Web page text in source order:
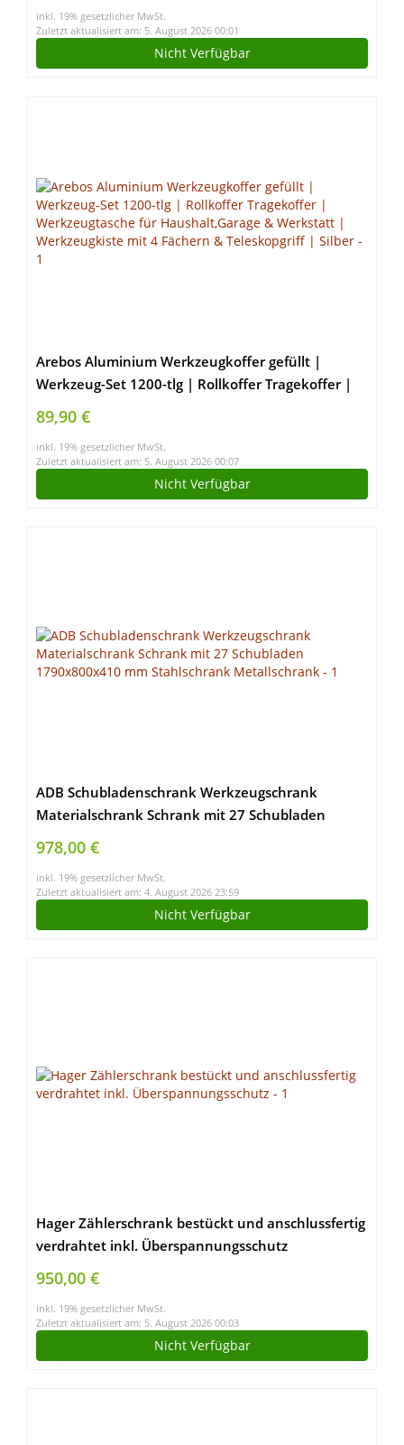
inkl. 19% gesetzlicher MwSt.
Zuletzt aktualisiert am: 5. August 2026 00:01
Nicht Verfügbar
Arebos Aluminium Werkzeugkoffer gefüllt |
Werkzeug-Set 1200-tlg | Rollkoffer Tragekoffer |
Werkzeugtasche für Haushalt,Garage & Werkstatt
| Werkzeugkiste mit 4 Fächern & Teleskopgriff |
Silber
89,90 €
inkl. 19% gesetzlicher MwSt.
Zuletzt aktualisiert am: 5. August 2026 00:07
Nicht Verfügbar
ADB Schubladenschrank Werkzeugschrank
Materialschrank Schrank mit 27 Schubladen
1790x800x410 mm Stahlschrank Metallschrank
978,00 €
inkl. 19% gesetzlicher MwSt.
Zuletzt aktualisiert am: 4. August 2026 23:59
Nicht Verfügbar
Hager Zählerschrank bestückt und anschlussfertig
verdrahtet inkl. Überspannungsschutz
950,00 €
inkl. 19% gesetzlicher MwSt.
Zuletzt aktualisiert am: 5. August 2026 00:03
Nicht Verfügbar